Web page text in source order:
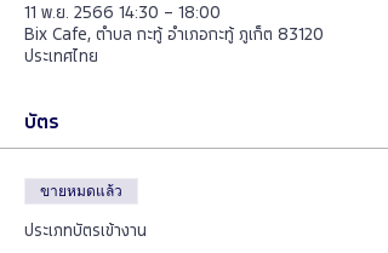
11 พ.ย. 2566 14:30 – 18:00
Bix Cafe, ตำบล กะทู้ อำเภอกะทู้ ภูเก็ต 83120
ประเทศไทย
บัตร
ขายหมดแล้ว
ประเภทบัตรเข้างาน